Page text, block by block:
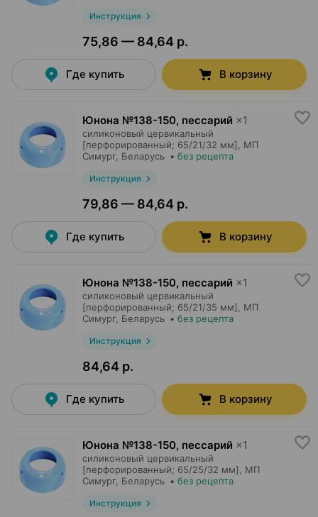
Инструкция
75,86 — 84,64 р.
Где купить В корзину
Юнона №138-150, пессарий ×1
силиконовый цервикальный
[перфорированный; 65/21/32 мм],
МП
Симург, Беларусь • без рецепта
Инструкция
79,86 — 84,64 р.
Где купить В корзину
Юнона №138-150, пессарий ×1
силиконовый цервикальный
[перфорированный; 65/21/35 мм],
МП
Симург, Беларусь • без рецепта
Инструкция
84,64 р.
Где купить В корзину
Юнона №138-150, пессарий ×1
силиконовый цервикальный
[перфорированный; 65/25/32 мм],
МП
Симург, Беларусь • без рецепта
Инструкция